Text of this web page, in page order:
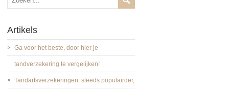
Artikels
Ga voor het beste, door hier je
tandverzekering te vergelijken!
Tandartsverzekeringen: steeds populairder,